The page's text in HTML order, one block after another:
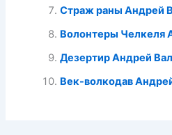
Страж раны Андрей
Волонтеры Челкеля
Дезертир Андрей
Век-волкодав